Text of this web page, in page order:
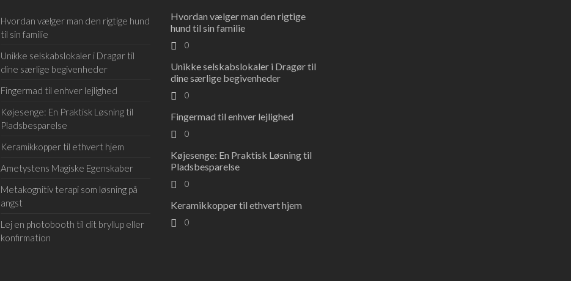
Hvordan vælger man den rigtige hund
til sin familie
Unikke selskabslokaler i Dragør til
dine særlige begivenheder
Fingermad til enhver lejlighed
Køjesenge: En Praktisk Løsning til
Pladsbesparelse
Keramikkopper til ethvert hjem
Ametystens Magiske Egenskaber
Metakognitiv terapi som løsning på
angst
Lej en photobooth til dit bryllup eller
konfirmation
Hvordan vælger man den rigtige
hund til sin familie
0
Unikke selskabslokaler i Dragør til
dine særlige begivenheder
0
Fingermad til enhver lejlighed
0
Køjesenge: En Praktisk Løsning til
Pladsbesparelse
0
Keramikkopper til ethvert hjem
0